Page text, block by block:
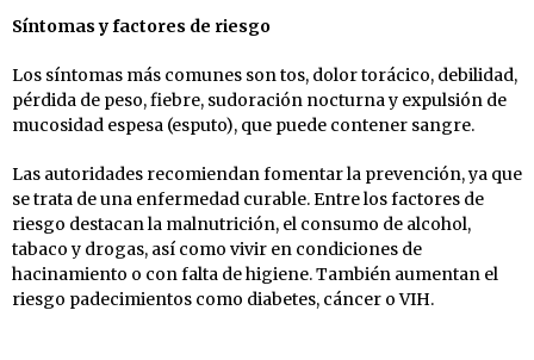
Síntomas y factores de riesgo
Los síntomas más comunes son tos, dolor torácico, debilidad,
pérdida de peso, fiebre, sudoración nocturna y expulsión de
mucosidad espesa (esputo), que puede contener sangre.
Las autoridades recomiendan fomentar la prevención, ya que
se trata de una enfermedad curable. Entre los factores de
riesgo destacan la malnutrición, el consumo de alcohol,
tabaco y drogas, así como vivir en condiciones de
hacinamiento o con falta de higiene. También aumentan el
riesgo padecimientos como diabetes, cáncer o VIH.